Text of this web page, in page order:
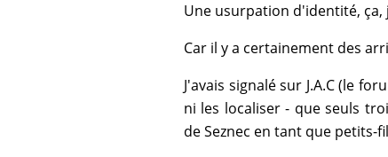
Une usurpation d'identité, ça,
Car il y a certainement des
J'avais signalé sur J.A.C (le
ni les localiser - que seuls
de Seznec en tant que petits-